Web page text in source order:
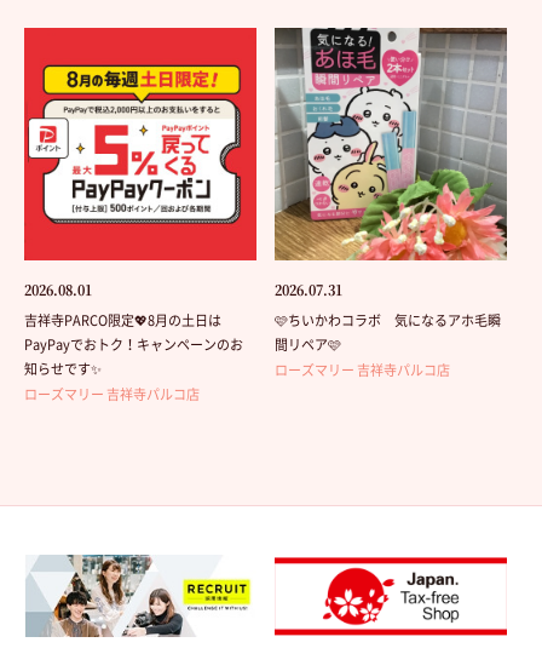
2026.08.01
吉祥寺PARCO限定💖8月の土日は
PayPayでおトク！キャンペーンのお
知らせです✨
ローズマリー 吉祥寺パルコ店
2026.07.31
🩷ちいかわコラボ 気になるアホ毛瞬
間リペア🩷
ローズマリー 吉祥寺パルコ店